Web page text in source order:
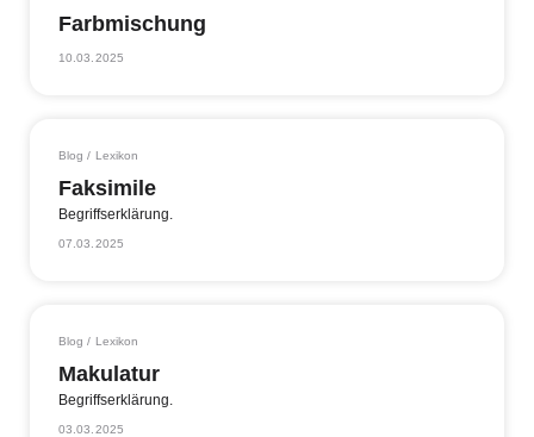
Farbmischung
10.03.2025
Blog / Lexikon
Faksimile
Begriffserklärung.
07.03.2025
Blog / Lexikon
Makulatur
Begriffserklärung.
03.03.2025